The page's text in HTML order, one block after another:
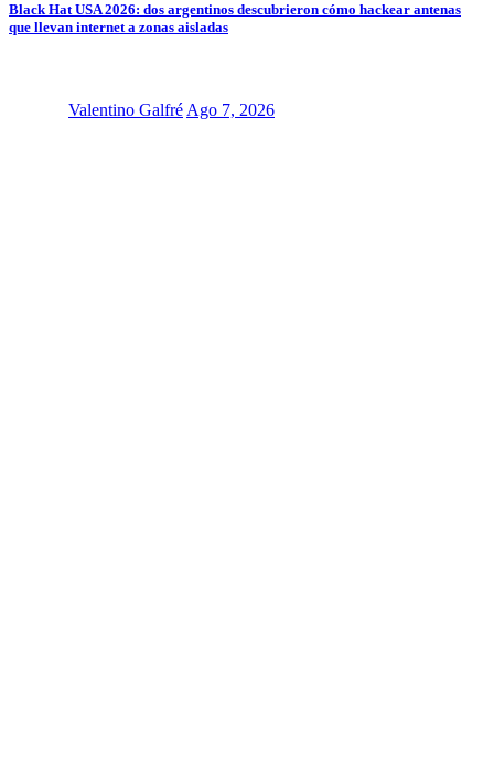
Black Hat USA 2026: dos argentinos descubrieron cómo hackear antenas
que llevan internet a zonas aisladas
Valentino Galfré Ago 7, 2026